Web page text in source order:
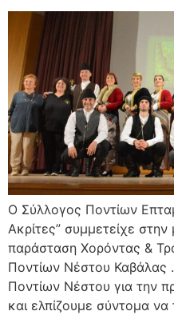
Ο Σύλλογος Ποντίων
Ακρίτες” συμμετείχε
παράσταση Χορόντας &
Ποντίων Νέστου Καβάλας
Ποντίων Νέστου για την
και ελπίζουμε σύντομα